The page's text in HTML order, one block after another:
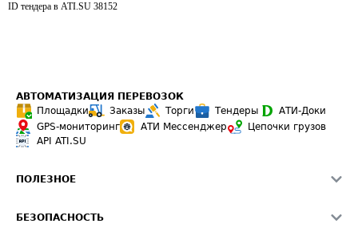
ID тендера в ATI.SU 38152
АВТОМАТИЗАЦИЯ ПЕРЕВОЗОК
Площадки
Заказы Торги Тендеры
АТИ-Доки
GPS-мониторинг
АТИ Мессенджер
Цепочки грузов
API ATI.SU
ПОЛЕЗНОЕ
БЕЗОПАСНОСТЬ